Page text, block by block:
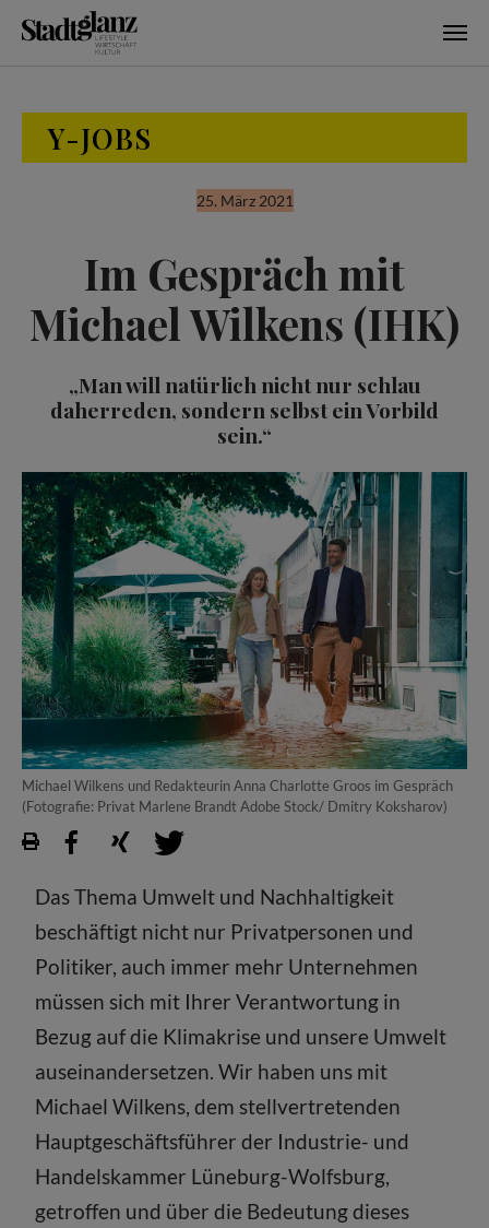
Y-JOBS
25. März 2021
Im Gespräch mit
Michael Wilkens (IHK)
„Man will natürlich nicht nur schlau
daherreden, sondern selbst ein Vorbild
sein.“
Michael Wilkens und Redakteurin Anna Charlotte Groos im Gespräch
(Fotografie: Privat Marlene Brandt Adobe Stock/ Dmitry Koksharov)
Das Thema Umwelt und Nachhaltigkeit
beschäftigt nicht nur Privatpersonen und
Politiker, auch immer mehr Unternehmen
müssen sich mit Ihrer Verantwortung in
Bezug auf die Klimakrise und unsere Umwelt
auseinandersetzen. Wir haben uns mit
Michael Wilkens, dem stellvertretenden
Hauptgeschäftsführer der Industrie- und
Handelskammer Lüneburg-Wolfsburg,
getroffen und über die Bedeutung dieses